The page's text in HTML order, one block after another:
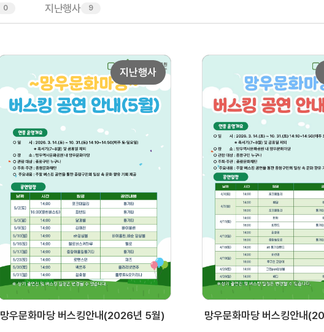
0 지난행사 9
지난행사
망우문화마당 버스킹안내(2026년 5월) 망우문화마당 버스킹안내